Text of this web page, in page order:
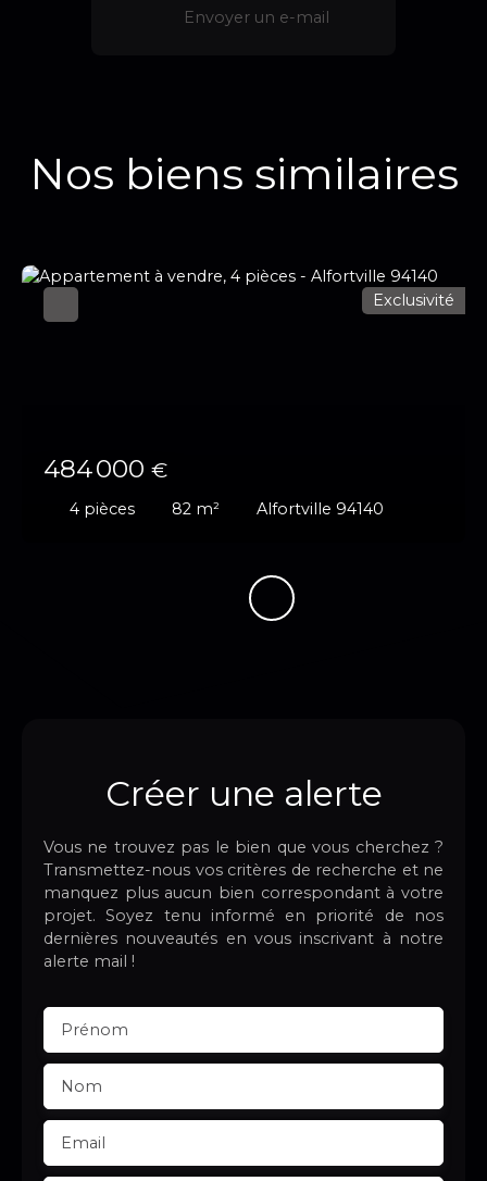
Envoyer un e-mail
Nos biens similaires
484 000 €
4 pièces 82 m² Alfortville 94140
Exclusivité
Créer une alerte
Vous ne trouvez pas le bien que vous cherchez ?
Transmettez-nous vos critères de recherche et ne
manquez plus aucun bien correspondant à votre
projet. Soyez tenu informé en priorité de nos
dernières nouveautés en vous inscrivant à notre
alerte mail !
Prénom
Nom
Email